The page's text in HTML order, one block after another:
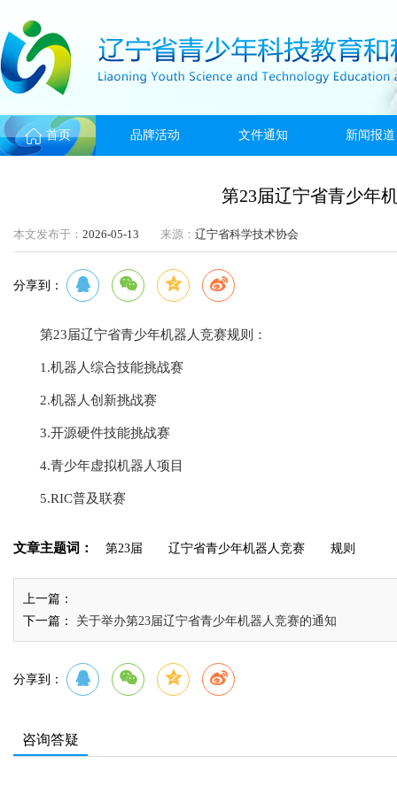
首页 品牌活动 文件通知 新闻报道
第23届辽宁省青少年
本文发布于： 2026-05-13 来源： 辽宁省科学技术协会
分享到：
第23届辽宁省青少年机器人竞赛规则：
1.机器人综合技能挑战赛
2.机器人创新挑战赛
3.开源硬件技能挑战赛
4.青少年虚拟机器人项目
5.RIC普及联赛
文章主题词： 第23届 辽宁省青少年机器人竞赛 规则
上一篇：
下一篇：
关于举办第23届辽宁省青少年机器人竞赛的通知
分享到：
咨询答疑